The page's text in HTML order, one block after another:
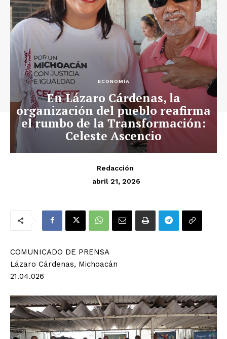
ECONOMÍA
En Lázaro Cárdenas, la
organización del pueblo reafirma
el rumbo de la Transformación:
Celeste Ascencio
Redacción
abril 21, 2026
COMUNICADO DE PRENSA
Lázaro Cárdenas, Michoacán
21.04.026